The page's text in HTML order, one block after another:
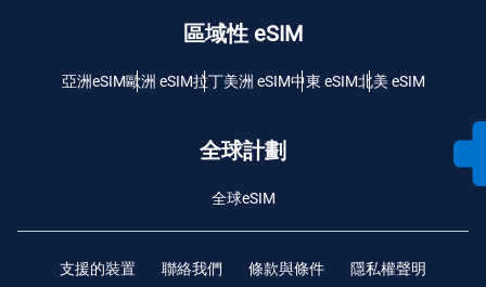
區域性 eSIM
亞洲eSIM歐洲 eSIM拉丁美洲 eSIM中東 eSIM北美 eSIM
全球計劃
全球eSIM
支援的裝置 聯絡我們 條款與條件 隱私權聲明